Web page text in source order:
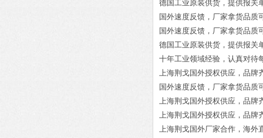
德国工业原装供货，提供报关
国外速度反馈，厂家拿货品质
国外速度反馈，厂家拿货品质
德国工业原装供货，提供报关
十年工业领域经验，认真对待
上海荆戈国外授权供应，品牌
国外速度反馈，厂家拿货品质
上海荆戈国外授权供应，品牌
上海荆戈国外授权供应，品牌
上海荆戈国外厂家合作，海外